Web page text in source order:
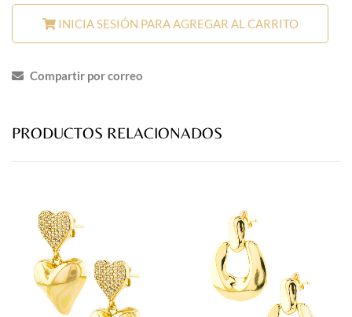
INICIA SESIÓN PARA AGREGAR AL CARRITO
Compartir por correo
PRODUCTOS RELACIONADOS